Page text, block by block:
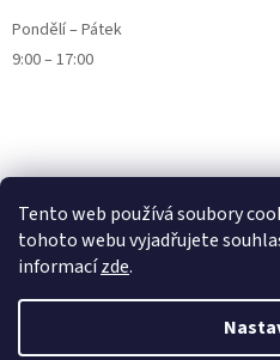
Tento web používá soubory
tohoto webu vyjadřujete
informacízde.
Pondělí – Pátek
9:00 – 17:00